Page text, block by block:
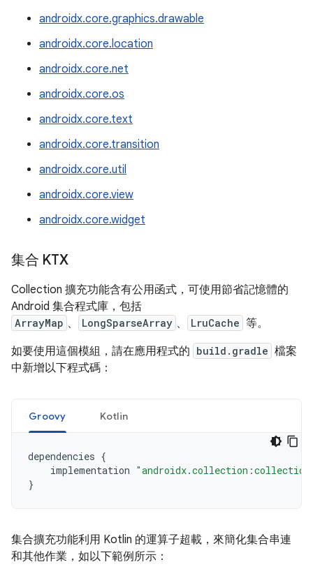
androidx.core.graphics.drawable
androidx.core.location
androidx.core.net
androidx.core.os
androidx.core.text
androidx.core.transition
androidx.core.util
androidx.core.view
androidx.core.widget
集合 KTX
Collection 擴充功能含有公用函式，可使用節省記憶體的
Android 集合程式庫，包括
ArrayMap 、 LongSparseArray 、 LruCache 等。
如要使用這個模組，請在應用程式的 build.gradle 檔案
中新增以下程式碼：
Groovy Kotlin
dependencies {
implementation
}
集合擴充功能利用 Kotlin 的運算子超載，來簡化集合串連
和其他作業，如以下範例所示：